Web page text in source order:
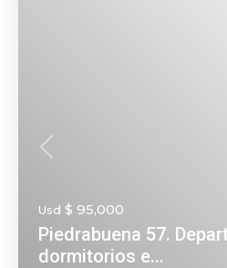
Anterior
Usd $ 95,000
Piedrabuena 57.
dormitorios e...